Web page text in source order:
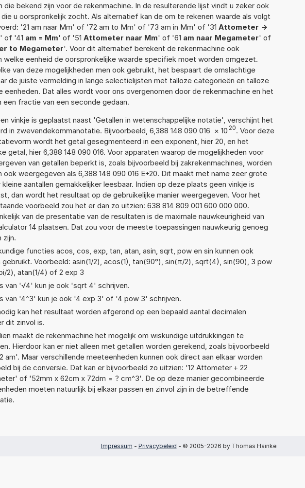
die bekend zijn voor de rekenmachine. In de resulterende lijst vindt u zeker ook
u oorspronkelijk zocht. Als alternatief kan de om te rekenen waarde als volgt
'21 am naar Mm' of '72 am to Mm' of '73 am in Mm' of '31 Attometer ->
' of '41 am = Mm' of '51 Attometer naar Mm' of '61 am naar Megameter' of
to Megameter'. Voor dit alternatief berekent de rekenmachine ook
welke eenheid de oorspronkelijke waarde specifiek moet worden omgezet.
van deze mogelijkheden men ook gebruikt, het bespaart de omslachtige
de juiste vermelding in lange selectielijsten met talloze categorieën en talloze
eenheden. Dat alles wordt voor ons overgenomen door de rekenmachine en het
een fractie van een seconde gedaan.
vinkje is geplaatst naast 'Getallen in wetenschappelijke notatie', verschijnt het
in zwevendekommanotatie. Bijvoorbeeld, 6,388 148 090 016 × 10 20. Voor deze
wordt het getal gesegmenteerd in een exponent, hier 20, en het
getal, hier 6,388 148 090 016. Voor apparaten waarop de mogelijkheden voor
van getallen beperkt is, zoals bijvoorbeeld bij zakrekenmachines, worden
ook weergegeven als 6,388 148 090 016 E+20. Dit maakt met name zeer grote
kleine aantallen gemakkelijker leesbaar. Indien op deze plaats geen vinkje is
dan wordt het resultaat op de gebruikelijke manier weergegeven. Voor het
voorbeeld zou het er dan zo uitzien: 638 814 809 001 600 000 000.
van de presentatie van de resultaten is de maximale nauwkeurigheid van
14 plaatsen. Dat zou voor de meeste toepassingen nauwkeurig genoeg
zijn.
functies acos, cos, exp, tan, atan, asin, sqrt, pow en sin kunnen ook
gebruikt. Voorbeeld: asin(1/2), acos(1), tan(90°), sin(π/2), sqrt(4), sin(90), 3 pow
2), atan(1/4) of 2 exp 3
van '√4' kun je ook 'sqrt 4' schrijven.
van '4^3' kun je ook '4 exp 3' of '4 pow 3' schrijven.
kan het resultaat worden afgerond op een bepaald aantal decimalen
dit zinvol is.
maakt de rekenmachine het mogelijk om wiskundige uitdrukkingen te
Hierdoor kan er niet alleen met getallen worden gerekend, zoals bijvoorbeeld
am'. Maar verschillende meeteenheden kunnen ook direct aan elkaar worden
bij de conversie. Dat kan er bijvoorbeeld zo uitzien: '12 Attometer + 22
of '52mm x 62cm x 72dm = ? cm^3'. De op deze manier gecombineerde
moeten natuurlijk bij elkaar passen en zinvol zijn in de betreffende
Impressum - Privacybeleid - © 2005-2026 by Thomas Hainke